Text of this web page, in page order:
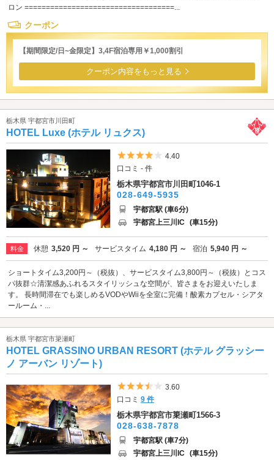
ロン ===================================...
クーポン
【期間限定/日~金限定】3,4F宿泊専用￥1,000割引
クーポン内容をもっと見る
栃木県 宇都宮市川田町
HOTEL Luxe (ホテル リュクス)
5つ星のうち4
4.40
口コミ - 件
栃木県宇都宮市川田町1046-1
028-649-5935
宇都宮駅 (車6分)
宇都宮上三川IC (車15分)
料金 休憩 3,520 円 ～ サービスタイム 4,180 円 ～ 宿泊 5,940 円 ～
ショートタイム3,200円～（税抜）、サービスタイム3,800円～（税抜）とコス
パ抜群☆清潔感あふれるスタイリッシュな空間が、皆さまをお迎えいたしま
す。 長時間滞在でも楽しめるVODやWiiを全室に完備！酸素カプセル・シアタ
ールーム・...
栃木県 宇都宮市簗瀬町
HOTEL GRASSINO URBAN RESORT (ホテル グラッシー
ノ アーバン リゾート)
5つ星のうち3.5
3.60
口コミ9 件
栃木県宇都宮市簗瀬町1566-3
028-638-7878
宇都宮駅 (車7分)
宇都宮上三川IC (車15分)